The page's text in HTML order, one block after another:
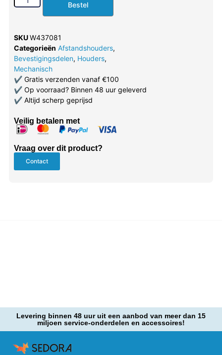
Bestel
SKUW437081
Categorieën Afstandshouders,
Bevestigingsdelen, Houders,
Mechanisch
✔Gratis verzenden vanaf €100
✔Op voorraad? Binnen 48 uur geleverd
✔Altijd scherp geprijsd
Veilig betalen met
Vraag over dit product?
Contact
Levering binnen 48 uur uit een aanbod van meer dan 15
miljoen service-onderdelen en accessoires!